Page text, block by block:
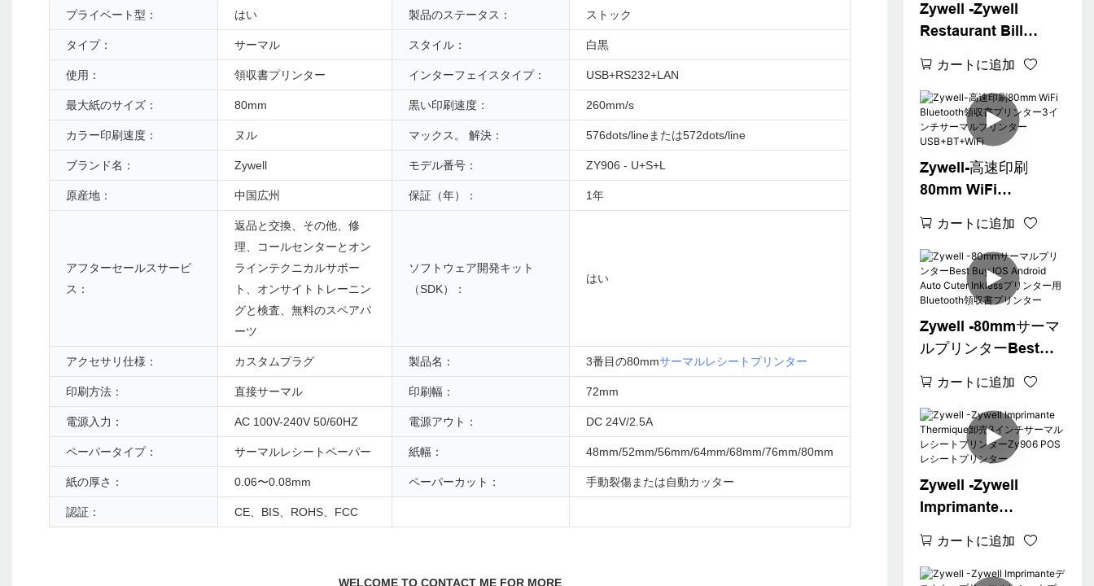
Zywell -Zywell
Restaurant Bill
Bluetooth Wifi
Connect 80mm POS
と領収書プリンター
アプリサーマルプリ
ンター
カートに追加
Zywell-高速印刷
80mm WiFi
ンター3インチサーマ
ルプリンター
USB+BT+WiFi
カートに追加
Zywell -80mmサーマ
ルプリンターBest
Auto Cuter Inklessプ
リンター用B​​luetooth
領収書プリンター
カートに追加
Zywell -Zywell
Imprimante
チサーマルレシート
プリンターZy906
カートに追加
プライベート型： はい 製品のステータス： ストック
タイプ： サーマル スタイル： 白黒
使用： 領収書プリンター インターフェイスタイプ： USB+RS232+LAN
最大紙のサイズ： 80mm 黒い印刷速度： 260mm/s
カラー印刷速度： ヌル マックス。 解決： 576dots/lineまたは572dots/line
ブランド名： Zywell モデル番号： ZY906 - U+S+L
原産地： 中国広州 保証（年）： 1年
アフターセールスサービ
ス：
返品と交換、その他、修
理、コールセンターとオン
ラインテクニカルサポー
ト、オンサイトトレーニン
グと検査、無料のスペアパ
ーツ
ソフトウェア開発キット
（SDK）：
はい
アクセサリ仕様： カスタムプラグ 製品名： 3番目の80mmサーマルレシートプリンター
印刷方法： 直接サーマル 印刷幅： 72mm
電源入力： AC 100V-240V 50/60HZ 電源アウト： DC 24V/2.5A
ペーパータイプ： サーマルレシートペーパー 紙幅： 48mm/52mm/56mm/64mm/68mm/76mm/80mm
紙の厚さ： 0.06〜0.08mm ペーパーカット： 手動裂傷または自動カッター
認証： CE、BIS、ROHS、FCC